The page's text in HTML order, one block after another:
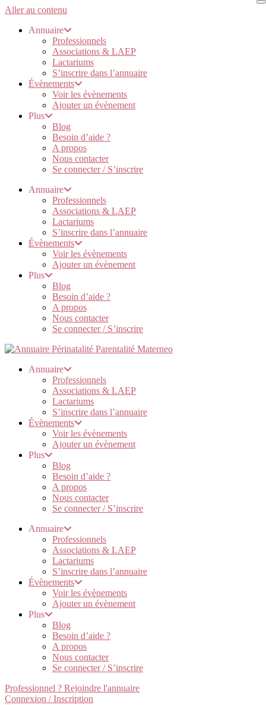
Aller au contenu
Annuaire
Professionnels
Associations & LAEP
Lactariums
S’inscrire dans l’annuaire
Évènements
Voir les évènements
Ajouter un évènement
Plus
Blog
Besoin d’aide ?
A propos
Nous contacter
Se connecter / S’inscrire
Annuaire
Professionnels
Associations & LAEP
Lactariums
S’inscrire dans l’annuaire
Évènements
Voir les évènements
Ajouter un évènement
Plus
Blog
Besoin d’aide ?
A propos
Nous contacter
Se connecter / S’inscrire
Annuaire
Professionnels
Associations & LAEP
Lactariums
S’inscrire dans l’annuaire
Évènements
Voir les évènements
Ajouter un évènement
Plus
Blog
Besoin d’aide ?
A propos
Nous contacter
Se connecter / S’inscrire
Annuaire
Professionnels
Associations & LAEP
Lactariums
S’inscrire dans l’annuaire
Évènements
Voir les évènements
Ajouter un évènement
Plus
Blog
Besoin d’aide ?
A propos
Nous contacter
Se connecter / S’inscrire
Professionnel ? Rejoindre l'annuaire
Connexion / Inscription